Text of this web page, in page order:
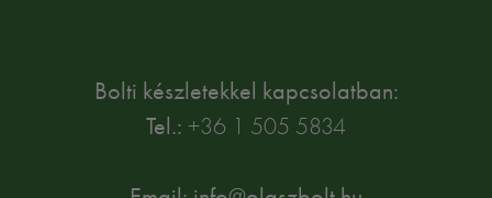
Bolti készletekkel kapcsolatban:
Tel.: +36 1 505 5834